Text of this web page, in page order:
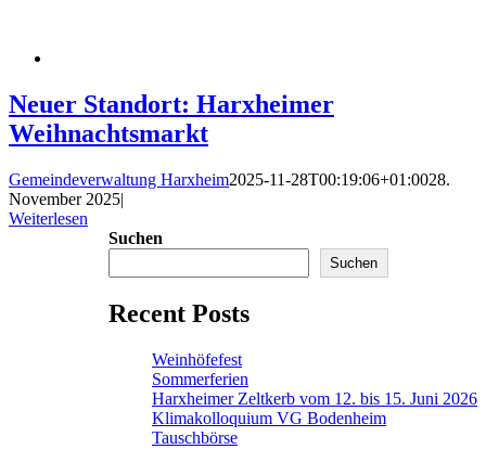
Neuer Standort: Harxheimer
Weihnachtsmarkt
Gemeindeverwaltung Harxheim2025-11-28T00:19:06+01:0028.
November 2025|
Weiterlesen
Suchen
Suchen
Recent Posts
Weinhöfefest
Sommerferien
Harxheimer Zeltkerb vom 12. bis 15. Juni 2026
Klimakolloquium VG Bodenheim
Tauschbörse